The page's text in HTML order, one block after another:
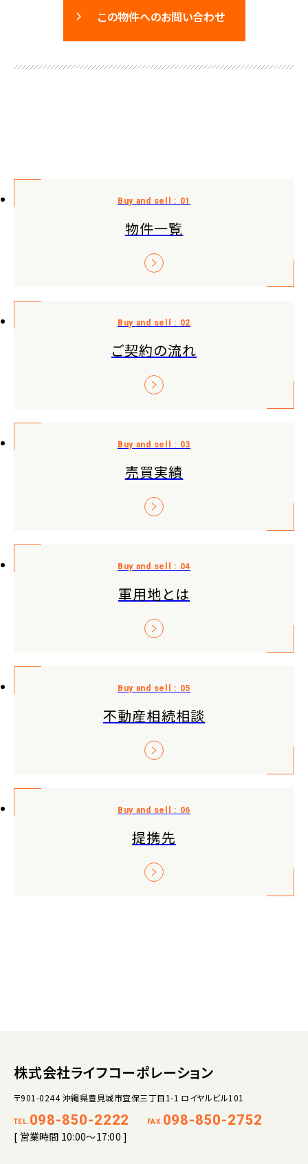
この物件へのお問い合わせ
物件一覧
ご契約の流れ
売買実績
軍用地とは
不動産相続相談
提携先
株式会社ライフコーポレーション
〒901-0244 沖縄県豊見城市宜保三丁目1-1 ロイヤルビル101
TEL. 098-850-2222 FAX. 098-850-2752
[ 営業時間 10:00～17:00 ]